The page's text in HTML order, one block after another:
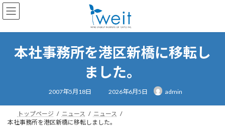
コ
ン
ン
ナ
ビ
ー
本社事務所を港区新橋に移転し
ました。
2007年5月18日
終
新
日
時
:
2026年6月5日 admin
トップページ ニュース
ニュース
本社事務所を港区新橋に移転しました。